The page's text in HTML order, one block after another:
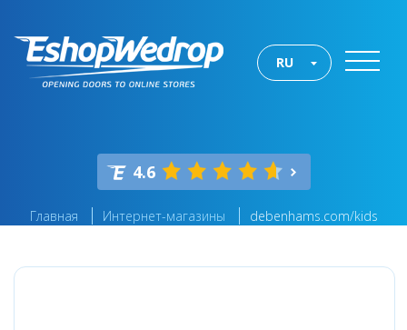
RU
4.6
Главная Интернет-магазины debenhams.com/kids